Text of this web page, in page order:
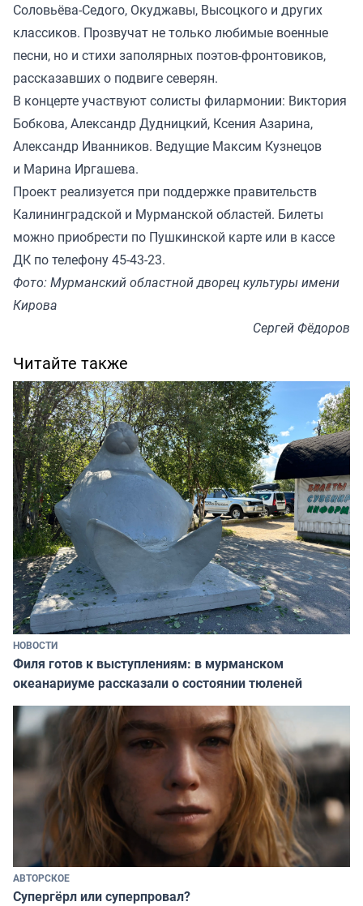
Соловьёва-Седого, Окуджавы, Высоцкого и других
классиков. Прозвучат не только любимые военные
песни, но и стихи заполярных поэтов-фронтовиков,
рассказавших о подвиге северян.
В концерте участвуют солисты филармонии: Виктория
Бобкова, Александр Дудницкий, Ксения Азарина,
Александр Иванников. Ведущие Максим Кузнецов
и Марина Иргашева.
Проект реализуется при поддержке правительств
Калининградской и Мурманской областей. Билеты
можно приобрести по Пушкинской карте или в кассе
ДК по телефону 45-43-23.
Фото: Мурманский областной дворец культуры имени
Кирова
Сергей Фёдоров
Читайте также
НОВОСТИ
Филя готов к выступлениям: в мурманском
океанариуме рассказали о состоянии тюленей
АВТОРСКОЕ
Супергёрл или суперпровал?